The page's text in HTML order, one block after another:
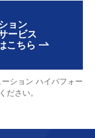
ョン
ービス
こちら
ション ハイパフォー
ださい。